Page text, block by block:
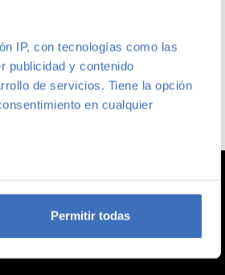
IP, con tecnologías como las
publicidad y contenido
de servicios. Tiene la opción
en cualquier
de varios metros
sus preferencias en la
Permitir todas